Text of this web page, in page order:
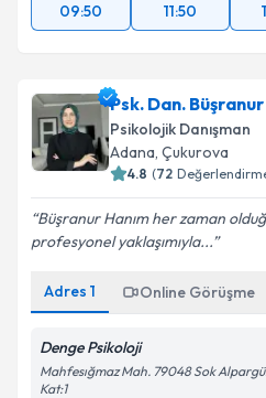
09:50
11:50
Psk. Dan.
Psikolojik Danışman
Adana, Çukurova
4.8 (72
Büşranur Hanım her zaman
profesyonel yaklaşımıyla...
Adres 1 Online Görüşme
Denge Psikoloji
Mahfesığmaz Mah. 79048 Sok
Kat:1